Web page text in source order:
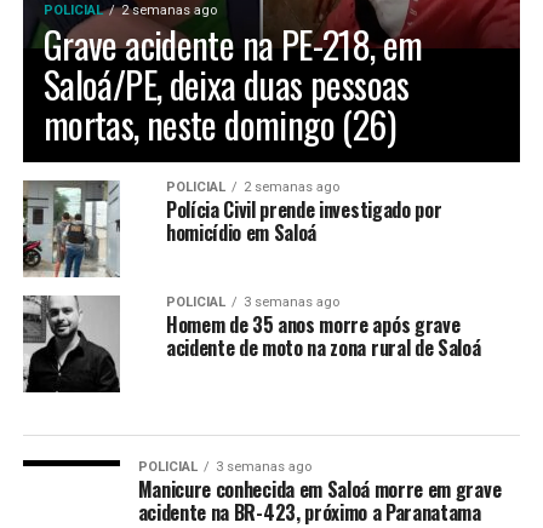
POLICIAL 2 semanas ago
Grave acidente na PE-218, em
Saloá/PE, deixa duas pessoas
mortas, neste domingo (26)
POLICIAL 2 semanas ago
Polícia Civil prende investigado por
homicídio em Saloá
POLICIAL 3 semanas ago
Homem de 35 anos morre após grave
acidente de moto na zona rural de Saloá
POLICIAL 3 semanas ago
Manicure conhecida em Saloá morre em grave
acidente na BR-423, próximo a Paranatama